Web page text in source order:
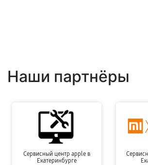
Наши партнёры
Сервисный центр apple в
Екатеринбурге